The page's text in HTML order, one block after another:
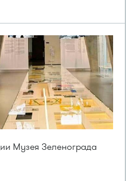
Музея Зеленограда